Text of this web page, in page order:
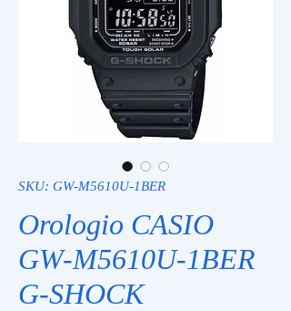
SKU: GW-M5610U-1BER
Orologio CASIO
GW-M5610U-1BER
G-SHOCK